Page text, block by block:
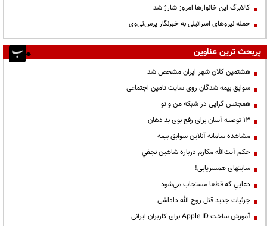
کالابرگ این خانوارها امروز شارژ شد
حمله نیروهای اسرائیلی به خبرنگار پرس‌تی‌وی
پربحث ترین عناوین
هشتمین کلان شهر ایران مشخص شد
سوابق بیمه شدگان روی سایت تامین اجتماعی
همجنس گرایی در شبکه من و تو
13 توصیه آسان برای رفع بوی بد دهان
مشاهده سامانه آنلاين سوابق بیمه
حكم آيت‌الله مكارم درباره شاهين نجفي
سایتهای همسریابی!
دعايي كه قطعا مستجاب مي‌شود
جزئیات جدید قتل روح الله داداشی
آموزش ساخت Apple ID برای کاربران ایرانی